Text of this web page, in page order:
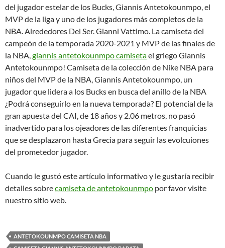
del jugador estelar de los Bucks, Giannis Antetokounmpo, el
MVP de la liga y uno de los jugadores más completos de la
NBA. Alrededores Del Ser. Gianni Vattimo. La camiseta del
campeón de la temporada 2020-2021 y MVP de las finales de
la NBA, giannis antetokounmpo camisetael griego Giannis
Antetokounmpo! Camiseta de la colección de Nike NBA para
niños del MVP de la NBA, Giannis Antetokounmpo, un
jugador que lidera a los Bucks en busca del anillo de la NBA
¿Podrá conseguirlo en la nueva temporada? El potencial de la
gran apuesta del CAI, de 18 años y 2.06 metros, no pasó
inadvertido para los ojeadores de las diferentes franquicias
que se desplazaron hasta Grecia para seguir las evolcuiones
del prometedor jugador.
Cuando le gustó este artículo informativo y le gustaría recibir
detalles sobrecamiseta de antetokounmpo por favor visite
nuestro sitio web.
ANTETOKOUNMPO CAMISETA NBA